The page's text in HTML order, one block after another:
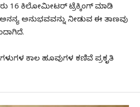
16 ಕಿಲೋಮೀಟರ್ ಟ್ರೆಕ್ಕಿಂಗ್‌ ಮಾಡಿ
ಅನುಭವವನ್ನು ನೀಡುವ ಈ ತಾಣವು
ಕಾಲ ಹೂವುಗಳ ಕಣಿವೆ ಪ್ರಕೃತಿ